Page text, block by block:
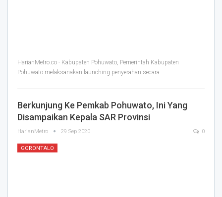
HarianMetro.co - Kabupaten Pohuwato, Pemerintah Kabupaten
Pohuwato melaksanakan launching penyerahan secara
Berkunjung Ke Pemkab Pohuwato, Ini Yang
Disampaikan Kepala SAR Provinsi
HarianMetro 29 Sep 2020 0
GORONTALO